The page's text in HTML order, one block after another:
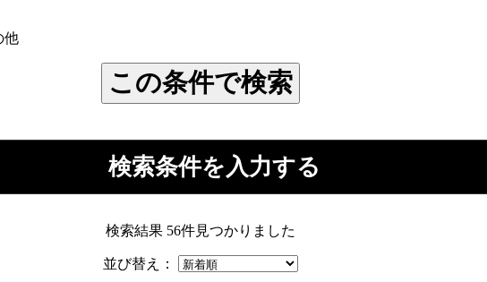
検索条件を入力する
他
この条件で検索
検索結果 56件見つかりました
並び替え：